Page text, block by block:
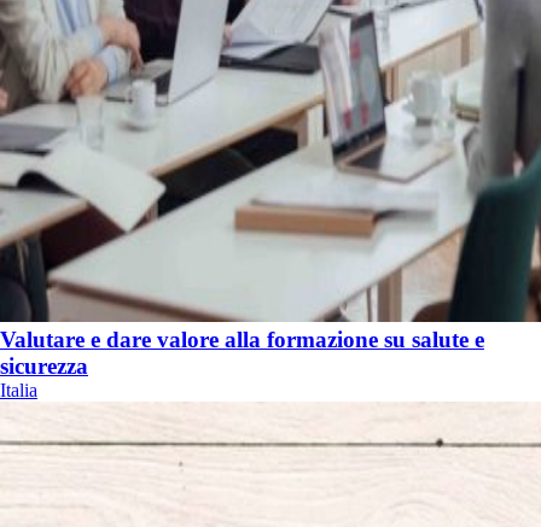
Valutare e dare valore alla formazione su salute e
sicurezza
Italia